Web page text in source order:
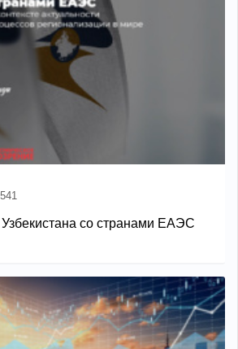
541
со странами ЕАЭС